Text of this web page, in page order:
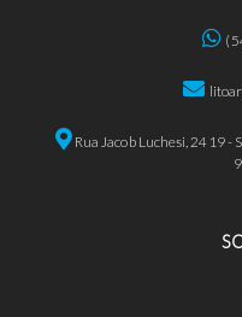
Rua Jacob Luchesi, 2419 -